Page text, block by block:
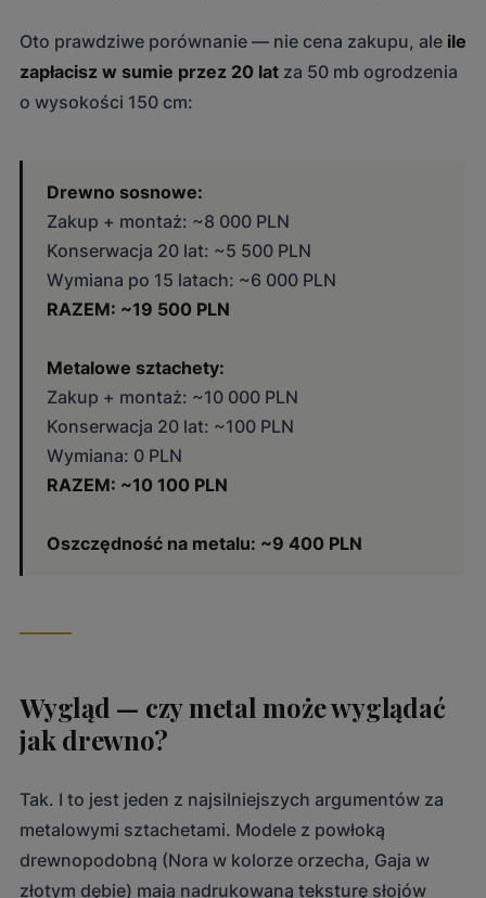
Oto prawdziwe porównanie — nie cena zakupu, ale ile
zapłacisz w sumie przez 20 lat za 50 mb ogrodzenia
o wysokości 150 cm:
Drewno sosnowe:
Zakup + montaż: ~8 000 PLN
Konserwacja 20 lat: ~5 500 PLN
Wymiana po 15 latach: ~6 000 PLN
RAZEM: ~19 500 PLN
Metalowe sztachety:
Zakup + montaż: ~10 000 PLN
Konserwacja 20 lat: ~100 PLN
Wymiana: 0 PLN
RAZEM: ~10 100 PLN
Oszczędność na metalu: ~9 400 PLN
Wygląd — czy metal może wyglądać
jak drewno?
Tak. I to jest jeden z najsilniejszych argumentów za
metalowymi sztachetami. Modele z powłoką
drewnopodobną (Nora w kolorze orzecha, Gaja w
złotym dębie) mają nadrukowaną teksturę słojów